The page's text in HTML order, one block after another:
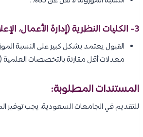
3- الكليات النظرية (إدارة الأعمال، الإعلام، القانون):
القبول يعتمد بشكل كبير على النسبة
معدلات أقل مقارنة بالتخصصات العلمية (75%-80%).
المستندات المطلوبة:
للتقديم في الجامعات السعودية، يجب توفير